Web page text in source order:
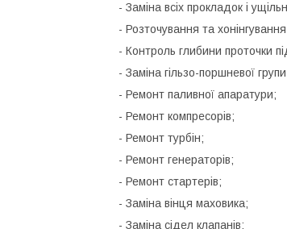
- Заміна всіх прокладок і
- Розточування та
- Контроль глибини проточки
- Заміна гільзо-поршневої
- Ремонт паливної апаратури;
- Ремонт компресорів;
- Ремонт турбін;
- Ремонт генераторів;
- Ремонт стартерів;
- Заміна вінця маховика;
- Заміна сідел клапанів;